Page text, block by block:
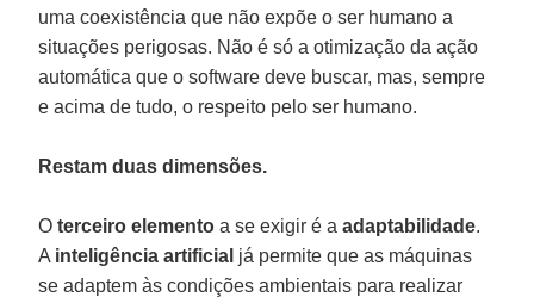
uma coexistência que não expõe o ser humano a
situações perigosas. Não é só a otimização da ação
automática que o software deve buscar, mas, sempre
e acima de tudo, o respeito pelo ser humano.
Restam duas dimensões.
Oterceiro elemento a se exigir é aadaptabilidade.
A inteligência artificial já permite que as máquinas
se adaptem às condições ambientais para realizar